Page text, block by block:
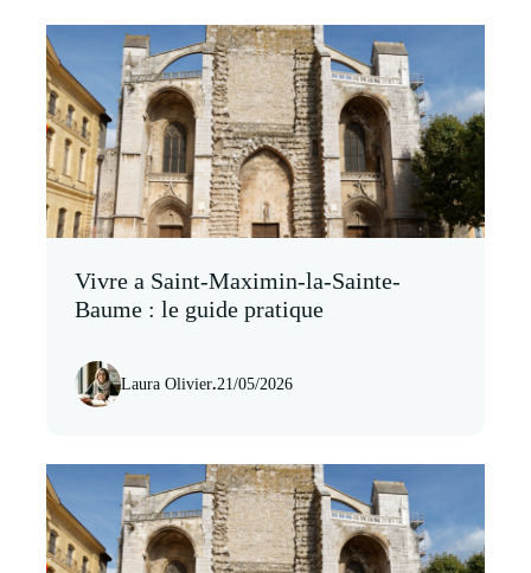
Vivre a Saint-Maximin-la-Sainte-
Baume : le guide pratique
Laura Olivier.21/05/2026